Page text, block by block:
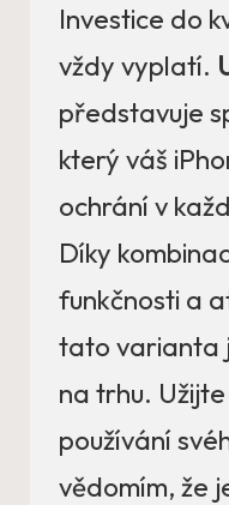
Investice do
vždy vyplatí.
představuje
který váš
ochrání v
Díky
funkčnosti a
tato varianta
na trhu.
používání
vědomím, že